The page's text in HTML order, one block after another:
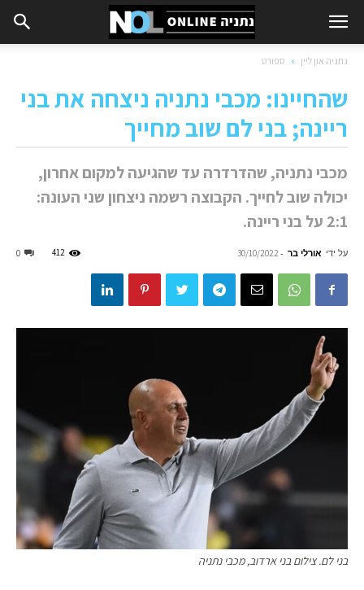
נתניה און ליין ספורט
שהחיינו: מכבי נתניה ניצחה את בני
ריינה; בני לם שוב מחייך
מכבי נתניה, שהדרדרה עד שהגיעה למקום אחרון,
יכולה שוב לחייך. הקבוצה רשמה ניצחון שני העונה:
2:1 על בני ריינה.
על ידי אורלי בר -
30/10/2022
0 412
בני לם. צילום בני ארדוב, מכבי נתניה